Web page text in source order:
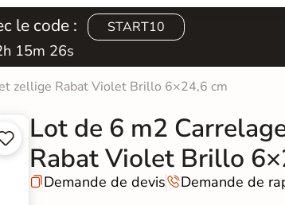
le code : START10
15m 25s
zellige Rabat Violet Brillo 6×24,6 cm
Lot de 6 m2
Rabat Violet Brillo
Demande de devisDemande de